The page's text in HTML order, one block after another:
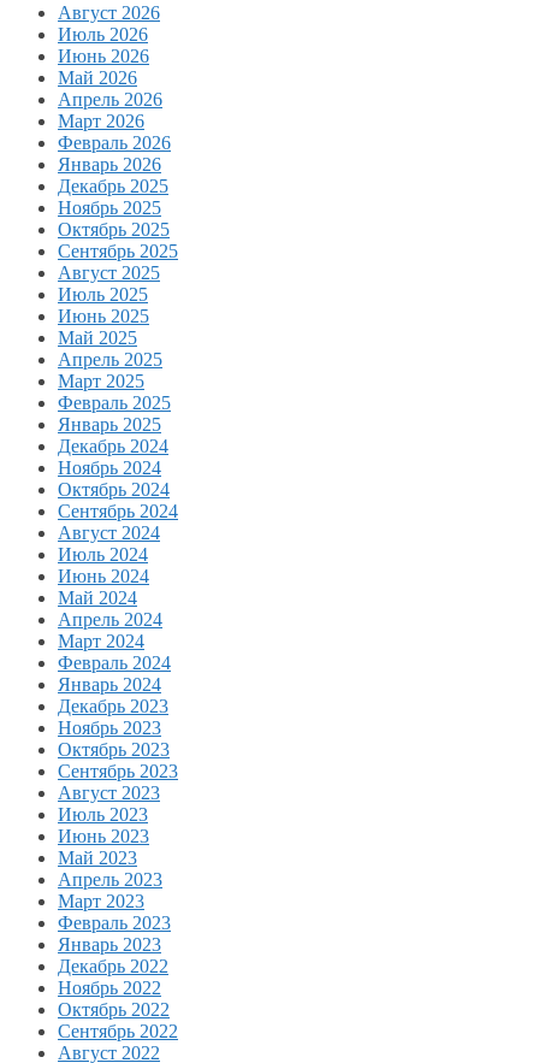
Август 2026
Июль 2026
Июнь 2026
Май 2026
Апрель 2026
Март 2026
Февраль 2026
Январь 2026
Декабрь 2025
Ноябрь 2025
Октябрь 2025
Сентябрь 2025
Август 2025
Июль 2025
Июнь 2025
Май 2025
Апрель 2025
Март 2025
Февраль 2025
Январь 2025
Декабрь 2024
Ноябрь 2024
Октябрь 2024
Сентябрь 2024
Август 2024
Июль 2024
Июнь 2024
Май 2024
Апрель 2024
Март 2024
Февраль 2024
Январь 2024
Декабрь 2023
Ноябрь 2023
Октябрь 2023
Сентябрь 2023
Август 2023
Июль 2023
Июнь 2023
Май 2023
Апрель 2023
Март 2023
Февраль 2023
Январь 2023
Декабрь 2022
Ноябрь 2022
Октябрь 2022
Сентябрь 2022
Август 2022